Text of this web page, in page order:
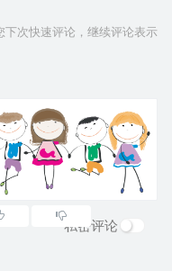
下次快速评论，继续评论表示
私密评论